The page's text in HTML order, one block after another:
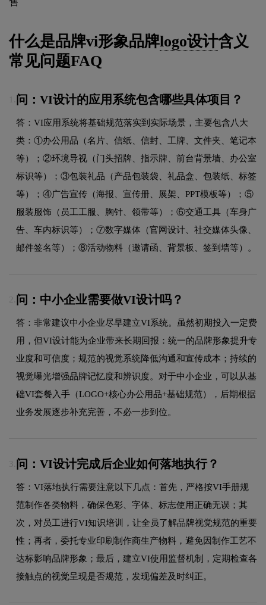
什么是品牌vi形象品牌logo设计含义
常见问题FAQ
问：VI设计的应用系统包含哪些具体项目？
答：VI应用系统将基础规范落实到实际场景，主要包含八大
类：①办公用品（名片、信纸、信封、工牌、文件夹、笔记本
等）；②环境导视（门头招牌、指示牌、前台背景墙、办公室
标识等）；③包装礼品（产品包装袋、礼品盒、包装纸、标签
等）；④广告宣传（海报、宣传册、展架、PPT模板等）；⑤
服装服饰（员工工服、胸针、领带等）；⑥交通工具（车身广
告、车内标识等）；⑦数字媒体（官网设计、社交媒体头像、
邮件签名等）；⑧活动物料（邀请函、背景板、签到墙等）。
2. 问：中小企业需要做VI设计吗？
答：非常建议中小企业尽早建立VI系统。虽然初期投入一定费
用，但VI设计能为企业带来长期回报：统一的品牌形象提升专
业度和可信度；规范的视觉系统降低沟通和宣传成本；持续的
视觉曝光增强品牌记忆度和辨识度。对于中小企业，可以从基
础VI套餐入手（LOGO+核心办公用品+基础规范），后期根据
业务发展逐步补充完善，不必一步到位。
3. 问：VI设计完成后企业如何落地执行？
答：VI落地执行需要注意以下几点：首先，严格按VI手册规
范制作各类物料，确保色彩、字体、标志使用正确无误；其
次，对员工进行VI知识培训，让全员了解品牌视觉规范的重要
性；再者，委托专业印刷制作商生产物料，避免因制作工艺不
达标影响品牌形象；最后，建立VI使用监督机制，定期检查各
接触点的视觉呈现是否规范，发现偏差及时纠正。